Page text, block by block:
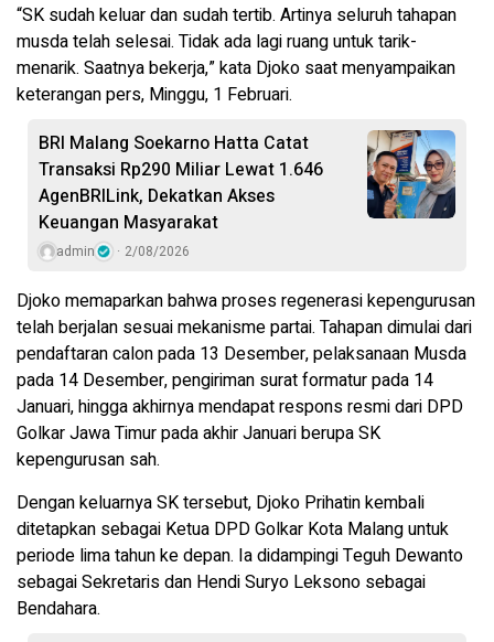
“SK sudah keluar dan sudah tertib. Artinya seluruh tahapan
musda telah selesai. Tidak ada lagi ruang untuk tarik-
menarik. Saatnya bekerja,” kata Djoko saat menyampaikan
keterangan pers, Minggu, 1 Februari.
BRI Malang Soekarno Hatta Catat
Transaksi Rp290 Miliar Lewat 1.646
AgenBRILink, Dekatkan Akses
Keuangan Masyarakat
admin 2/08/2026
Djoko memaparkan bahwa proses regenerasi kepengurusan
telah berjalan sesuai mekanisme partai. Tahapan dimulai dari
pendaftaran calon pada 13 Desember, pelaksanaan Musda
pada 14 Desember, pengiriman surat formatur pada 14
Januari, hingga akhirnya mendapat respons resmi dari DPD
Golkar Jawa Timur pada akhir Januari berupa SK
kepengurusan sah.
Dengan keluarnya SK tersebut, Djoko Prihatin kembali
ditetapkan sebagai Ketua DPD Golkar Kota Malang untuk
periode lima tahun ke depan. Ia didampingi Teguh Dewanto
sebagai Sekretaris dan Hendi Suryo Leksono sebagai
Bendahara.